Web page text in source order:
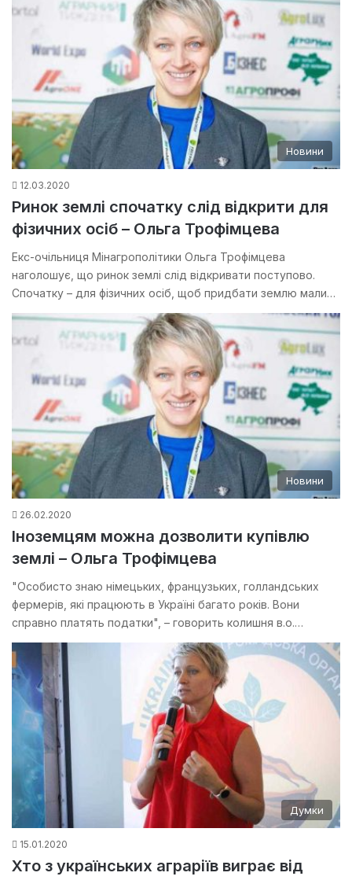
Новини
12.03.2020
Ринок землі спочатку слід відкрити для
фізичних осіб – Ольга Трофімцева
Екс-очільниця Мінагрополітики Ольга Трофімцева
наголошує, що ринок землі слід відкривати поступово.
Спочатку – для фізичних осіб, щоб придбати землю мали…
Новини
26.02.2020
Іноземцям можна дозволити купівлю
землі – Ольга Трофімцева
"Особисто знаю німецьких, французьких, голландських
фермерів, які працюють в Україні багато років. Вони
справно платять податки", – говорить колишня в.о.…
Думки
15.01.2020
Хто з українських аграріїв виграє від